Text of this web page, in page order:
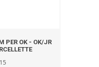
PER OK - OK/JR